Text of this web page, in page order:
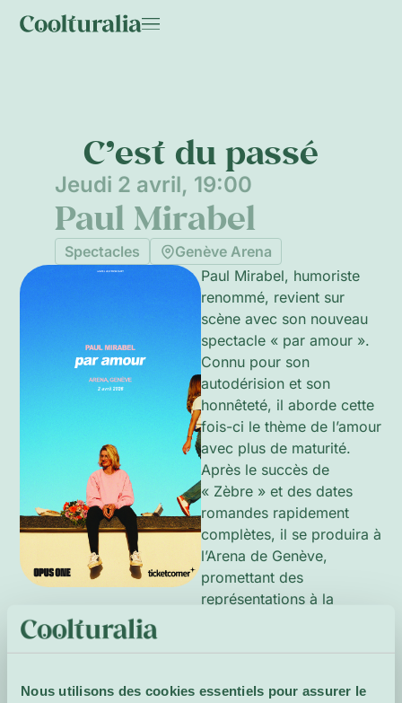
Nous utilisons des cookies essentiels pour assurer le
C’est du passé
Jeudi 2 avril, 19:00
Paul Mirabel
Spectacles
Genève Arena
Paul Mirabel, humoriste
renommé, revient sur
scène avec son nouveau
spectacle « par amour ».
Connu pour son
autodérision et son
honnêteté, il aborde cette
fois-ci le thème de l’amour
avec plus de maturité.
Après le succès de
« Zèbre » et des dates
romandes rapidement
complètes, il se produira à
l’Arena de Genève,
promettant des
représentations à la
Site de